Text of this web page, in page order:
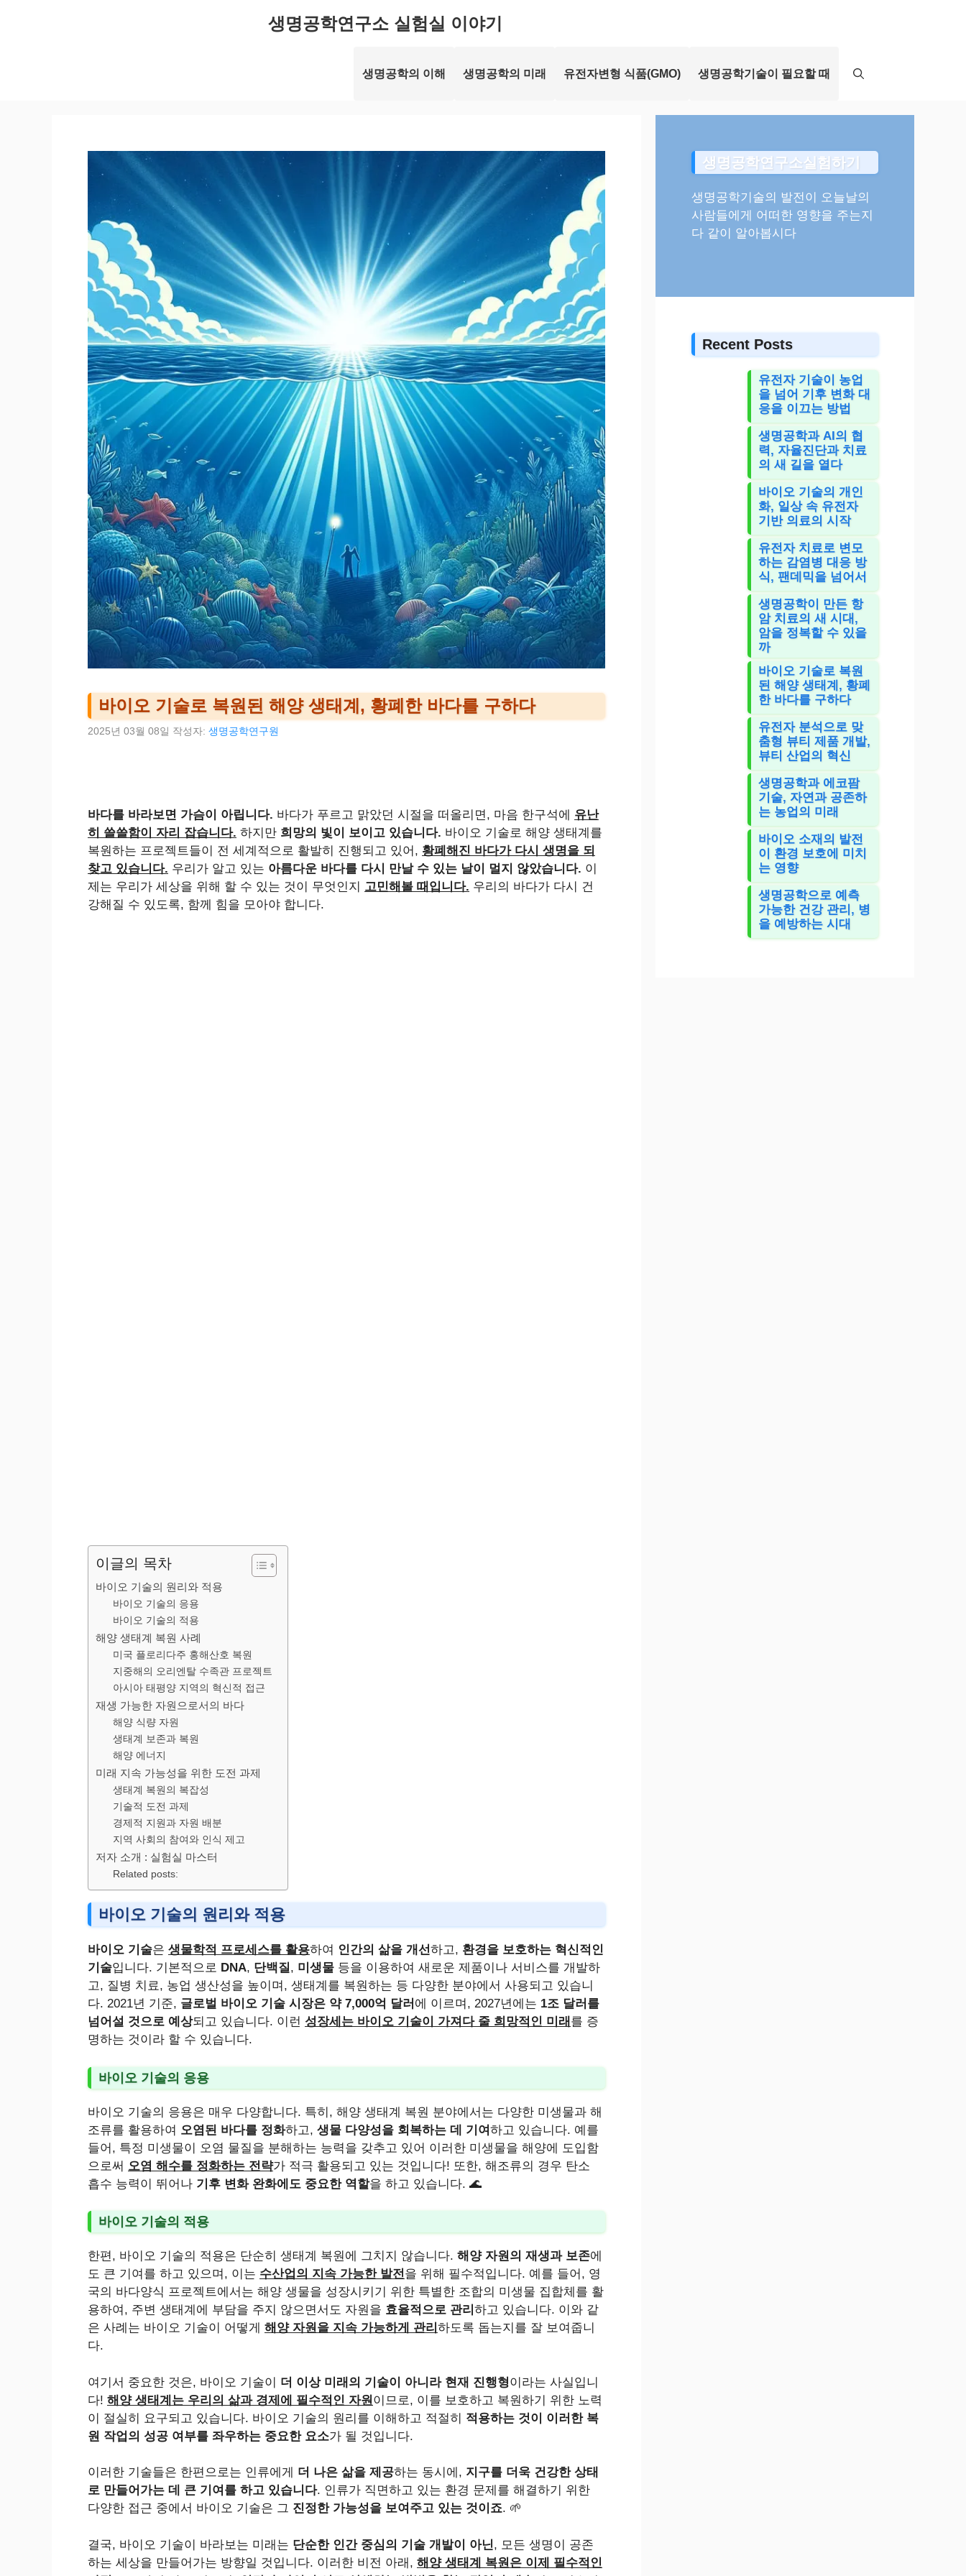
생명공학연구소 실험실 이야기
생명공학의 이해 생명공학의 미래 유전자변형 식품(GMO) 생명공학기술이 필요할 때
바이오 기술로 복원된 해양 생태계, 황폐한 바다를 구하다
2025년 03월 08일 작성자: 생명공학연구원
바다를 바라보면 가슴이 아립니다. 바다가 푸르고 맑았던 시절을 떠올리면, 마음 한구석에 유난
히 쓸쓸함이 자리 잡습니다. 하지만 희망의 빛이 보이고 있습니다. 바이오 기술로 해양 생태계를
복원하는 프로젝트들이 전 세계적으로 활발히 진행되고 있어, 황폐해진 바다가 다시 생명을 되
찾고 있습니다. 우리가 알고 있는 아름다운 바다를 다시 만날 수 있는 날이 멀지 않았습니다. 이
제는 우리가 세상을 위해 할 수 있는 것이 무엇인지 고민해볼 때입니다. 우리의 바다가 다시 건
강해질 수 있도록, 함께 힘을 모아야 합니다.
이글의 목차
바이오 기술의 원리와 적용
바이오 기술의 응용
바이오 기술의 적용
해양 생태계 복원 사례
미국 플로리다주 홍해산호 복원
지중해의 오리엔탈 수족관 프로젝트
아시아 태평양 지역의 혁신적 접근
재생 가능한 자원으로서의 바다
해양 식량 자원
생태계 보존과 복원
해양 에너지
미래 지속 가능성을 위한 도전 과제
생태계 복원의 복잡성
기술적 도전 과제
경제적 지원과 자원 배분
지역 사회의 참여와 인식 제고
저자 소개 : 실험실 마스터
Related posts:
바이오 기술의 원리와 적용
바이오 기술은 생물학적 프로세스를 활용하여 인간의 삶을 개선하고, 환경을 보호하는 혁신적인
기술입니다. 기본적으로 DNA, 단백질, 미생물 등을 이용하여 새로운 제품이나 서비스를 개발하
고, 질병 치료, 농업 생산성을 높이며, 생태계를 복원하는 등 다양한 분야에서 사용되고 있습니
다. 2021년 기준, 글로벌 바이오 기술 시장은 약 7,000억 달러 에 이르며, 2027년에는 1조 달러를
넘어설 것으로 예상되고 있습니다. 이런 성장세는 바이오 기술이 가져다 줄 희망적인 미래 를 증
명하는 것이라 할 수 있습니다.
바이오 기술의 응용
바이오 기술의 응용은 매우 다양합니다. 특히, 해양 생태계 복원 분야에서는 다양한 미생물과 해
조류를 활용하여 오염된 바다를 정화하고, 생물 다양성을 회복하는 데 기여 하고 있습니다. 예를
들어, 특정 미생물이 오염 물질을 분해하는 능력을 갖추고 있어 이러한 미생물을 해양에 도입함
으로써 오염 해수를 정화하는 전략가 적극 활용되고 있는 것입니다! 또한, 해조류의 경우 탄소
흡수 능력이 뛰어나 기후 변화 완화에도 중요한 역할을 하고 있습니다. 🌊
바이오 기술의 적용
한편, 바이오 기술의 적용은 단순히 생태계 복원에 그치지 않습니다. 해양 자원의 재생과 보존에
도 큰 기여를 하고 있으며, 이는 수산업의 지속 가능한 발전을 위해 필수적입니다. 예를 들어, 영
국의 바다양식 프로젝트에서는 해양 생물을 성장시키기 위한 특별한 조합의 미생물 집합체를 활
용하여, 주변 생태계에 부담을 주지 않으면서도 자원을 효율적으로 관리 하고 있습니다. 이와 같
은 사례는 바이오 기술이 어떻게 해양 자원을 지속 가능하게 관리 하도록 돕는지를 잘 보여줍니
다.
여기서 중요한 것은, 바이오 기술이 더 이상 미래의 기술이 아니라 현재 진행형이라는 사실입니
다! 해양 생태계는 우리의 삶과 경제에 필수적인 자원 이므로, 이를 보호하고 복원하기 위한 노력
이 절실히 요구되고 있습니다. 바이오 기술의 원리를 이해하고 적절히 적용하는 것이 이러한 복
원 작업의 성공 여부를 좌우하는 중요한 요소가 될 것입니다.
이러한 기술들은 한편으로는 인류에게 더 나은 삶을 제공하는 동시에, 지구를 더욱 건강한 상태
로 만들어가는 데 큰 기여를 하고 있습니다. 인류가 직면하고 있는 환경 문제를 해결하기 위한
다양한 접근 중에서 바이오 기술은 그 진정한 가능성을 보여주고 있는 것이죠. 🌱
결국, 바이오 기술이 바라보는 미래는 단순한 인간 중심의 기술 개발이 아닌, 모든 생명이 공존
하는 세상을 만들어가는 방향일 것입니다. 이러한 비전 아래, 해양 생태계 복원은 이제 필수적인
생명공학연구소실험하기
생명공학기술의 발전이 오늘날의
사람들에게 어떠한 영향을 주는지
다 같이 알아봅시다
Recent Posts
유전자 기술이 농업
을 넘어 기후 변화 대
응을 이끄는 방법
생명공학과 AI의 협
력, 자율진단과 치료
의 새 길을 열다
바이오 기술의 개인
화, 일상 속 유전자
기반 의료의 시작
유전자 치료로 변모
하는 감염병 대응 방
식, 팬데믹을 넘어서
생명공학이 만든 항
암 치료의 새 시대,
암을 정복할 수 있을
까
바이오 기술로 복원
된 해양 생태계, 황폐
한 바다를 구하다
유전자 분석으로 맞
춤형 뷰티 제품 개발,
뷰티 산업의 혁신
생명공학과 에코팜
기술, 자연과 공존하
는 농업의 미래
바이오 소재의 발전
이 환경 보호에 미치
는 영향
생명공학으로 예측
가능한 건강 관리, 병
을 예방하는 시대